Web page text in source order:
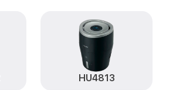
HU4813